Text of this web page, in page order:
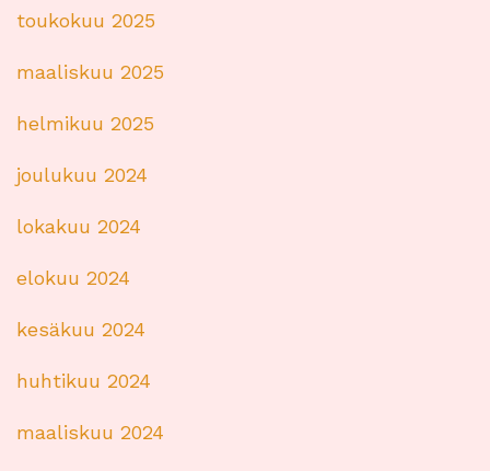
toukokuu 2025
maaliskuu 2025
helmikuu 2025
joulukuu 2024
lokakuu 2024
elokuu 2024
kesäkuu 2024
huhtikuu 2024
maaliskuu 2024